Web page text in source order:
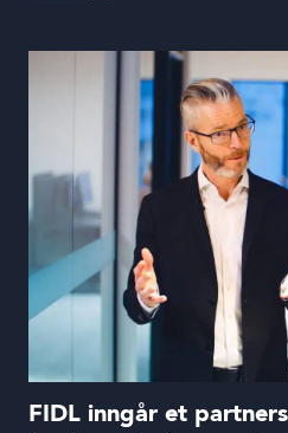
FIDL inngår et